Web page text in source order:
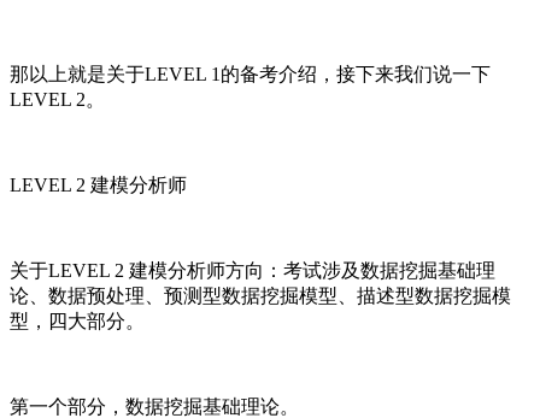
那以上就是关于LEVEL 1的备考介绍，接下来我们说一下
LEVEL 2。
LEVEL 2 建模分析师
关于LEVEL 2 建模分析师方向：考试涉及数据挖掘基础理
论、数据预处理、预测型数据挖掘模型、描述型数据挖掘模
型，四大部分。
第一个部分，数据挖掘基础理论。